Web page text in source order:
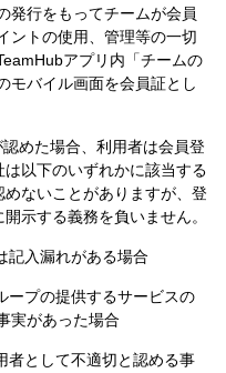
発行をもってチームが会員
ントの使用、管理等の一切
アプリ内「チームの
モバイル画面を会員証とし
めた場合、利用者は会員登
以下のいずれかに該当する
ないことがありますが、登
示する義務を負いません。
記入漏れがある場合
ープの提供するサービスの
実があった場合
者として不適切と認める事